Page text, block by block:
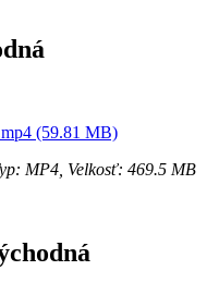
(59.81 MB)
MP4, Velkosť: 469.5 MB